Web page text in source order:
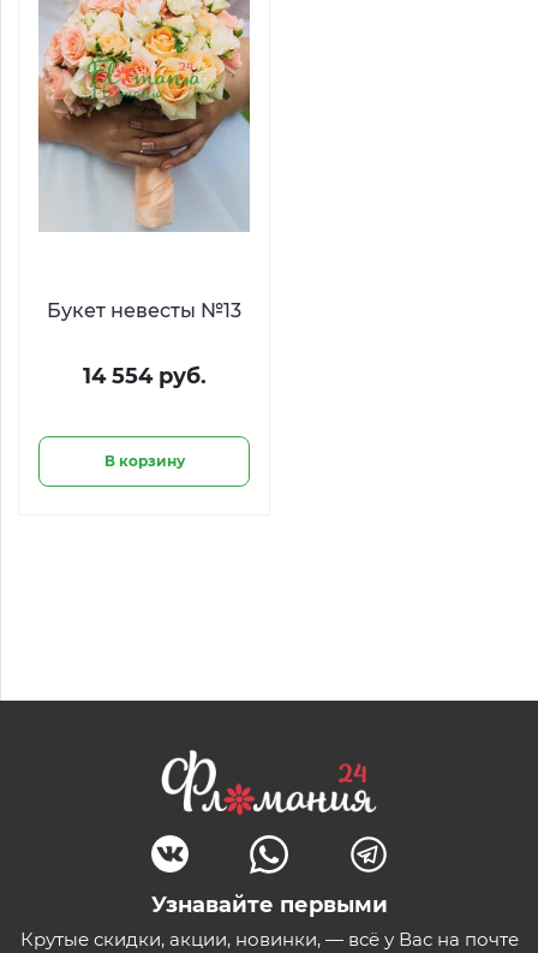
Букет невесты №13
14 554 руб.
В корзину
Узнавайте первыми
Крутые скидки, акции, новинки, — всё у Вас на почте